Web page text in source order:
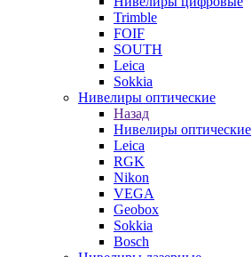
Trimble
FOIF
SOUTH
Leica
Sokkia
Нивелиры оптические
Назад
Нивелиры оптические
Leica
RGK
Nikon
VEGA
Geobox
Sokkia
Bosch